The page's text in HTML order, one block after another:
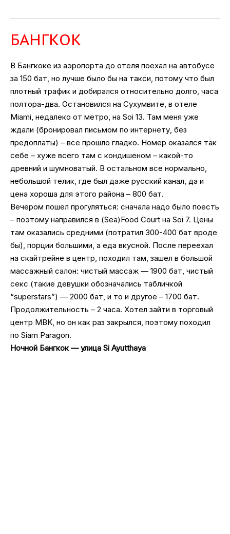
БАНГКОК
В Бангкоке из аэропорта до отеля поехал на автобусе
за 150 бат, но лучше было бы на такси, потому что был
плотный трафик и добирался относительно долго, часа
полтора-два. Остановился на Сухумвите, в отеле
Miami, недалеко от метро, на Soi 13. Там меня уже
ждали (бронировал письмом по интернету, без
предоплаты) – все прошло гладко. Номер оказался так
себе – хуже всего там с кондишеном – какой-то
древний и шумноватый. В остальном все нормально,
небольшой телик, где был даже русский канал, да и
цена хороша для этого района – 800 бат.
Вечером пошел прогуляться: сначала надо было поесть
– поэтому направился в (Sea)Food Court на Soi 7. Цены
там оказались средними (потратил 300-400 бат вроде
бы), порции большими, а еда вкусной. После переехал
на скайтрейне в центр, походил там, зашел в большой
массажный салон: чистый массаж — 1900 бат, чистый
секс (такие девушки обозначались табличкой
“superstars”) — 2000 бат, и то и другое – 1700 бат.
Продолжительность – 2 часа. Хотел зайти в торговый
центр MBK, но он как раз закрылся, поэтому походил
по Siam Paragon.
Ночной Бангкок — улица Si Ayutthaya